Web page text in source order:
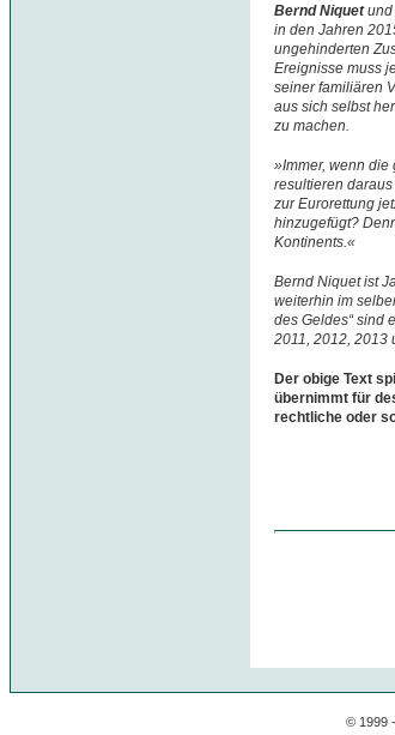
Bernd Niquetund
in den Jahren
ungehinderten
Ereignisse muss
seiner familiären
aus sich selbst
zu machen.
»Immer, wenn die
resultieren
zur Eurorettung
hinzugefügt?
Kontinents.«
Bernd Niquet ist
weiterhin im
des Geldes“ sind
2011, 2012, 2013
Der obige Text
übernimmt für
rechtliche oder
© 1999